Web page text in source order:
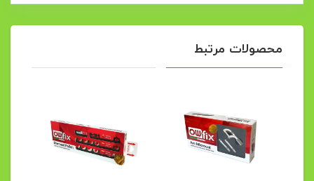
محصولات مرتبط